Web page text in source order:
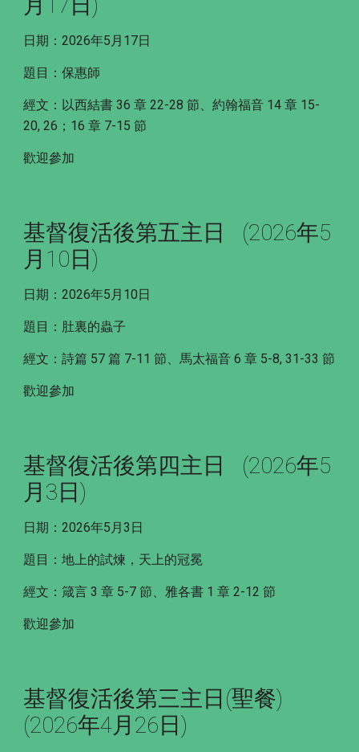
日期：2026年5月17日
題目：保惠師
經文：以西結書 36 章 22-28 節、約翰福音 14 章 15-
20, 26；16 章 7-15 節
歡迎參加
基督復活後第五主日 (2026年5
月10日)
日期：2026年5月10日
題目：肚裏的蟲子
經文：詩篇 57 篇 7-11 節、馬太福音 6 章 5-8, 31-33 節
歡迎參加
基督復活後第四主日 (2026年5
月3日)
日期：2026年5月3日
題目：地上的試煉，天上的冠冕
經文：箴言 3 章 5-7 節、雅各書 1 章 2-12 節
歡迎參加
基督復活後第三主日(聖餐)
(2026年4月26日)